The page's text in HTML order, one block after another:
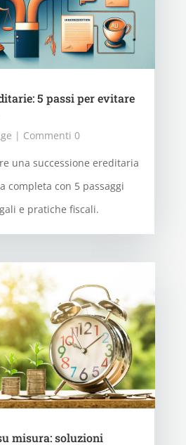
5 passi per evitare
| Commenti 0
una successione ereditaria
completa con 5 passaggi
e pratiche fiscali.
misura: soluzioni